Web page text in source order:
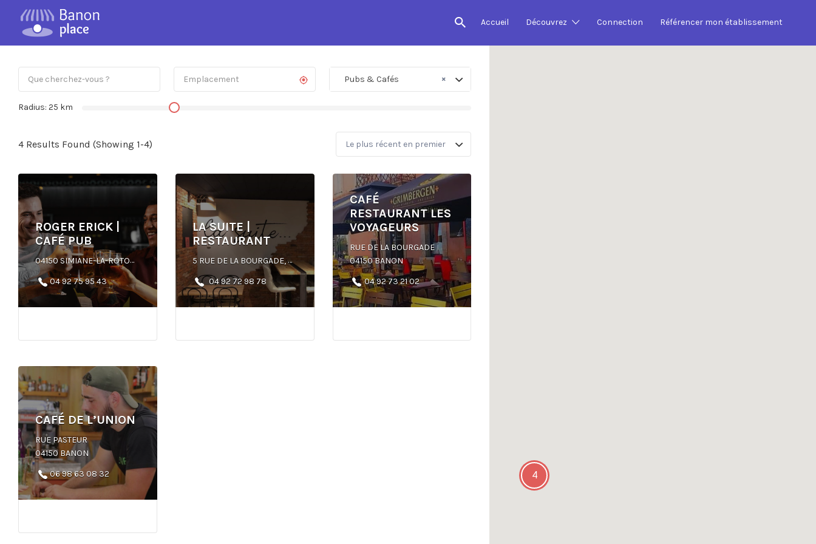
Accueil Découvrez Connection Référencer mon établissement
4
×
Pubs & Cafés
Radius: 25 km
4 Results Found (Showing 1-4)
ROGER ERICK |
CAFÉ PUB
04150 SIMIANE-LA-ROTONDE
04 92 75 95 43
LA SUITE |
RESTAURANT
5 RUE DE LA BOURGADE, 04150 BANON
04 92 72 98 78
CAFÉ
RESTAURANT LES
VOYAGEURS
RUE DE LA BOURGADE
04150 BANON
04 92 73 21 02
CAFÉ DE L’UNION
RUE PASTEUR
04150 BANON
06 98 63 08 32